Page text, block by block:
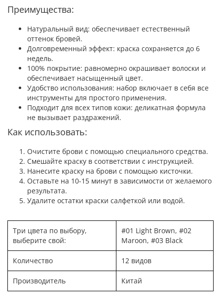
Преимущества:
Натуральный вид: обеспечивает естественный
оттенок бровей.
Долговременный эффект: краска сохраняется до 6
недель.
100% покрытие: равномерно окрашивает волоски и
обеспечивает насыщенный цвет.
Удобство использования: набор включает в себя все
инструменты для простого применения.
Подходит для всех типов кожи: деликатная формула
не вызывает раздражений.
Как использовать:
Очистите брови с помощью специального средства.
Смешайте краску в соответствии с инструкцией.
Нанесите краску на брови с помощью кисточки.
Оставьте на 10-15 минут в зависимости от желаемого
результата.
Удалите остатки краски салфеткой или водой.
Три цвета по выбору,
выберите свой:
#01 Light Brown, #02
Maroon, #03 Black
Количество 12 видов
Производитель Китай